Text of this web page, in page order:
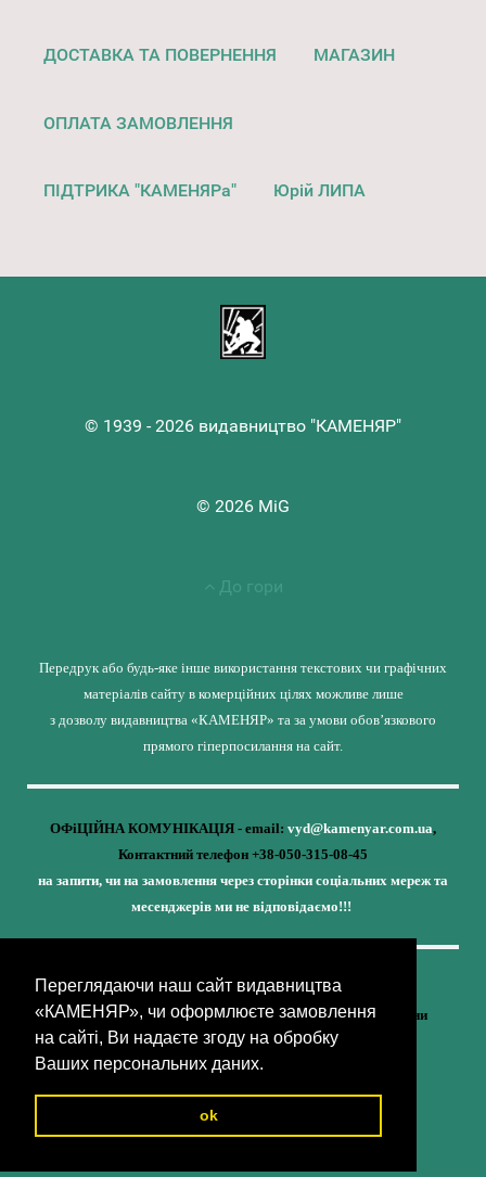
Переглядаючи наш сайт видавництва
«КАМЕНЯР», чи оформлюєте замовлення
на сайті, Ви надаєте згоду на обробку
Ваших персональних даних.
ok
ДОСТАВКА ТА ПОВЕРНЕННЯ МАГАЗИН
ОПЛАТА ЗАМОВЛЕННЯ
ПІДТРИКА "КАМЕНЯРа" Юрій ЛИПА
© 1939 - 2026 видавництво "КАМЕНЯР"
© 2026 MiG
До гори
Передрук або будь-яке інше використання текстових чи графічних
матеріалів сайту в комерційних цілях можливе лише
з дозволу видавництва «КАМЕНЯР» та за умови обов’язкового
прямого гіперпосилання на сайт.
ОФіЦІЙНА КОМУНІКАЦІЯ - email: vyd@kamenyar.com.ua,
Контактний телефон +38-050-315-08-45
на запити, чи на замовлення через сторінки соціальних мереж та
месенджерів ми не відповідаємо!!!
Кожне наше видання - це внесок у спротив,
у збереження ідентичності та неминучу перемогу України
(видавництво «КАМЕНЯР»)